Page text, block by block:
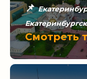
📌
Смотреть